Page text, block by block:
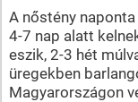
A nőstény
4-7 nap alatt
eszik, 2-3 hét
üregekben
Magyarországon